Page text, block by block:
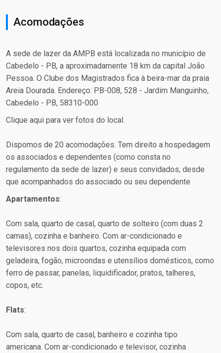
Acomodações
A sede de lazer da AMPB está localizada no município de
Cabedelo - PB, a aproximadamente 18 km da capital João
Pessoa. O Clube dos Magistrados fica à beira-mar da praia
Areia Dourada. Endereço: PB-008, 528 - Jardim Manguinho,
Cabedelo - PB, 58310-000
Clique aqui para ver fotos do local.
Dispomos de 20 acomodações. Tem direito a hospedagem
os associados e dependentes (como consta no
regulamento da sede de lazer) e seus convidados, desde
que acompanhados do associado ou seu dependente
Apartamentos:
Com sala, quarto de casal, quarto de solteiro (com duas 2
camas), cozinha e banheiro. Com ar-condicionado e
televisores nos dois quartos, cozinha equipada com
geladeira, fogão, microondas e utensílios domésticos, como
ferro de passar, panelas, liquidificador, pratos, talheres,
copos, etc.
Flats:
Com sala, quarto de casal, banheiro e cozinha tipo
americana. Com ar-condicionado e televisor, cozinha